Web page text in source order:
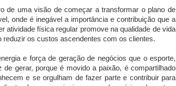
de uma visão de começar a transformar o plano de
onde é inegável a importância e contribuição que a
atividade física regular promove na qualidade de vida
os custos ascendentes com os clientes.
e força de geração de negócios que o esporte,
gerar, porque é movido a paixão, é compartilhado
e se orgulham de fazer parte e contribuir para